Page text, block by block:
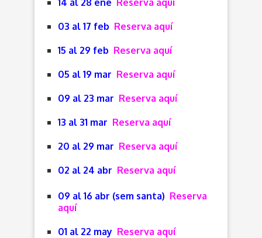
14 al 28 ene Reserva aquí
03 al 17 feb Reserva aquí
15 al 29 feb Reserva aquí
05 al 19 mar Reserva aquí
09 al 23 mar Reserva aquí
13 al 31 mar Reserva aquí
20 al 29 mar Reserva aquí
02 al 24 abr Reserva aquí
09 al 16 abr (sem santa) Reserva
aquí
01 al 22 may Reserva aquí